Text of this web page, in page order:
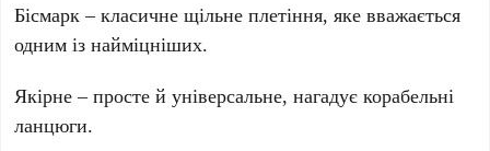
Бісмарк– класичне щільне плетіння, яке вважається
одним із найміцніших.
Якірне– просте й універсальне, нагадує корабельні
ланцюги.